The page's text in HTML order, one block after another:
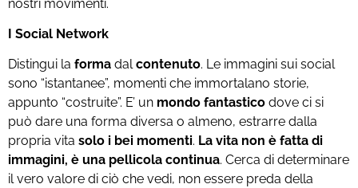
nostri movimenti.
I Social Network
Distingui la forma dalcontenuto. Le immagini sui social
sono “istantanee”, momenti che immortalano storie,
appunto “costruite”. E’ un mondo fantastico dove ci si
può dare una forma diversa o almeno, estrarre dalla
propria vita solo i bei momenti. La vita non è fatta di
immagini, è una pellicola continua. Cerca di determinare
il vero valore di ciò che vedi, non essere preda della